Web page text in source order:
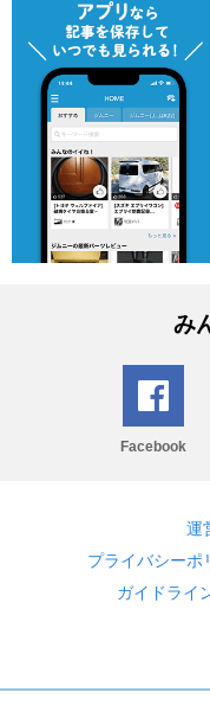
み
Facebook
運
プライバシーポ
ガイドライ